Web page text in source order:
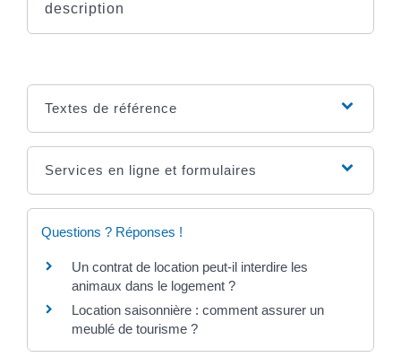
description
Textes de référence
Services en ligne et formulaires
Questions ? Réponses !
Un contrat de location peut-il interdire les
animaux dans le logement ?
Location saisonnière : comment assurer un
meublé de tourisme ?